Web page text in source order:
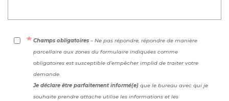
Champs obligatoires – Ne pas répondre, répondre de manière
parcellaire aux zones du formulaire indiquées comme
obligatoires est susceptible d’empêcher implid de traiter votre
demande.
Je déclare être parfaitement informé(e) que le bureau avec qui je
souhaite prendre attache utilise les informations et les